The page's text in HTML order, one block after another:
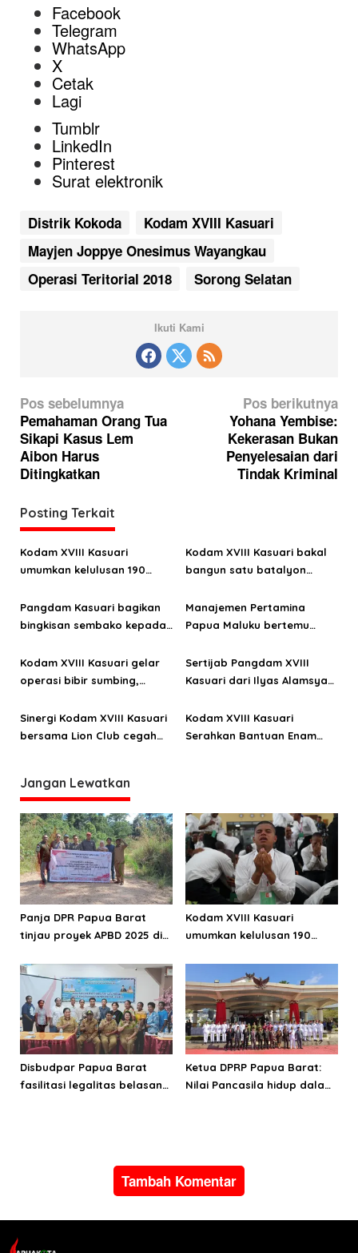
Facebook
Telegram
WhatsApp
X
Cetak
Lagi
Tumblr
LinkedIn
Pinterest
Surat elektronik
Distrik Kokoda
Kodam XVIII Kasuari
Mayjen Joppye Onesimus Wayangkau
Operasi Teritorial 2018
Sorong Selatan
Ikuti Kami
N
a
v
i
a
s
i
o
s
Pos sebelumnya
Pemahaman Orang Tua
Sikapi Kasus Lem
Aibon Harus
Ditingkatkan
Pos berikutnya
Yohana Yembise:
Kekerasan Bukan
Penyelesaian dari
Tindak Kriminal
Posting Terkait
Kodam XVIII Kasuari
umumkan kelulusan 190
II TA 2026
Kodam XVIII Kasuari bakal
bangun satu batalyon
Tambrauw
Pangdam Kasuari bagikan
bingkisan sembako kepada
Manajemen Pertamina
Papua Maluku bertemu
Kodam XVIII Kasuari gelar
operasi bibir sumbing,
hingga pemberian kaki
palsu
Sertijab Pangdam XVIII
Kasuari dari Ilyas Alamsyah
Sinergi Kodam XVIII Kasuari
bersama Lion Club cegah
Kodam XVIII Kasuari
Serahkan Bantuan Enam
Jangan Lewatkan
Panja DPR Papua Barat
tinjau proyek APBD 2025 di
Bintuni
Kodam XVIII Kasuari
umumkan kelulusan 190
Disbudpar Papua Barat
fasilitasi legalitas belasan
Ketua DPRP Papua Barat:
Nilai Pancasila hidup dalam
Tambah Komentar